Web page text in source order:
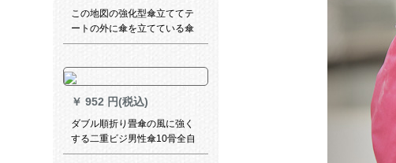
XL
この地図の強化型傘立ててテ
ートの外に傘を立てている傘
を持って鍵をかけます。ホテ
いて、黒い傘6冊を固めます。
￥ 952 円(税込)
ダブル順折り畳傘の風に強く
する二重ビジ男性傘10骨全自
動創意傘の日焼け止めペアが